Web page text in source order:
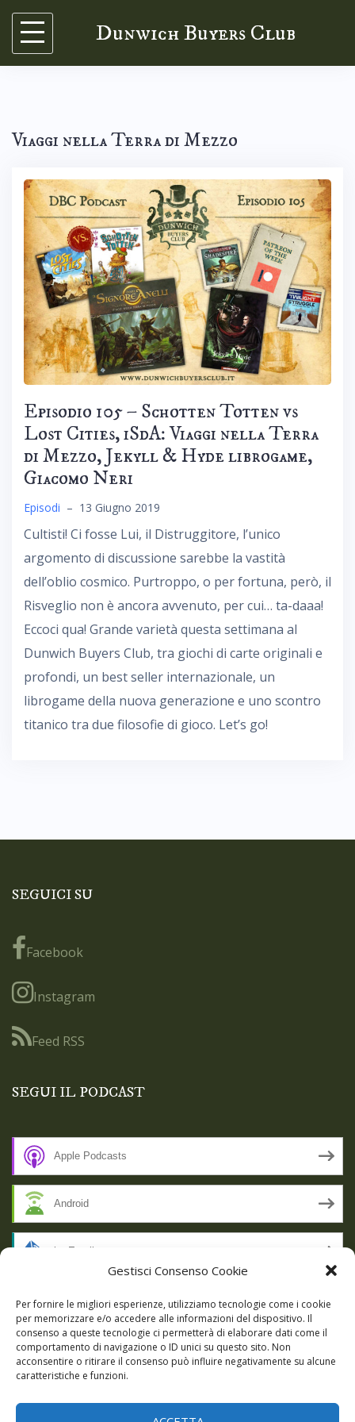
Gestisci Consenso Cookie
Per fornire le migliori esperienze, utilizziamo tecnologie come i cookie
per memorizzare e/o accedere alle informazioni del dispositivo. Il
consenso a queste tecnologie ci permetterà di elaborare dati come il
comportamento di navigazione o ID unici su questo sito. Non
acconsentire o ritirare il consenso può influire negativamente su alcune
caratteristiche e funzioni.
Skip
content
Dunwich Buyers Club
Viaggi nella Terra di Mezzo
Episodio 105 – Schotten Totten vs
Lost Cities, iSdA: Viaggi nella Terra
di Mezzo, Jekyll & Hyde librogame,
Giacomo Neri
Episodi – 13 Giugno 2019
Cultisti! Ci fosse Lui, il Distruggitore, l’unico
argomento di discussione sarebbe la vastità
dell’oblio cosmico. Purtroppo, o per fortuna, però, il
Risveglio non è ancora avvenuto, per cui… ta-daaa!
Eccoci qua! Grande varietà questa settimana al
Dunwich Buyers Club, tra giochi di carte originali e
profondi, un best seller internazionale, un
librogame della nuova generazione e uno scontro
titanico tra due filosofie di gioco. Let’s go!
SEGUICI SU
Facebook
Instagram
Feed RSS
SEGUI IL PODCAST
Apple Podcasts
Android
by Email
RSS
SSL SECURE